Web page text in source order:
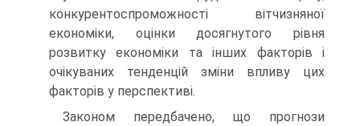
конкурентоспромож­ності вітчизняної
економіки, оцінки досягнутого рівня
розвитку економіки та інших факторів і
очікуваних тенденцій зміни впливу цих
факторів у перспективі.
Законом передбачено, що прогнози